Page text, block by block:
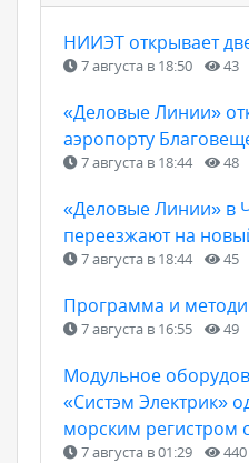
НИИЭТ открывает
7 августа в 18:50 43
«Деловые Линии»
аэропорту
7 августа в 18:44 48
«Деловые Линии» в
переезжают на
7 августа в 18:44 45
Программа и
7 августа в 16:55 49
Модульное
«Систэм Электрик»
морским регистром
7 августа в 01:29 440